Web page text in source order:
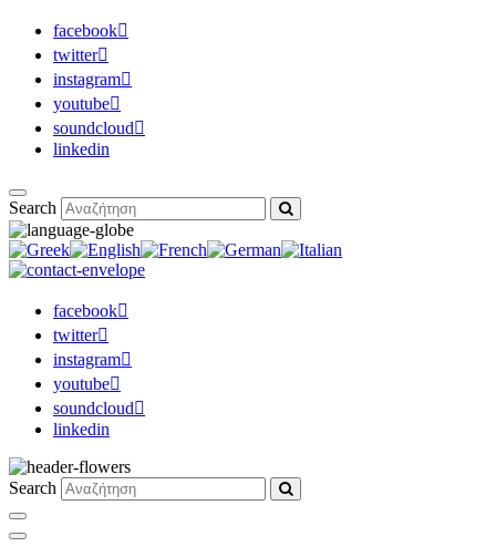
facebook
twitter
instagram
youtube
soundcloud
linkedin
Search
facebook
twitter
instagram
youtube
soundcloud
linkedin
Search